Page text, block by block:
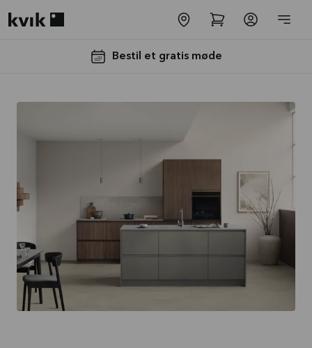
Bestil et gratis møde
Laminatbordplade
og vask med i
08-2026